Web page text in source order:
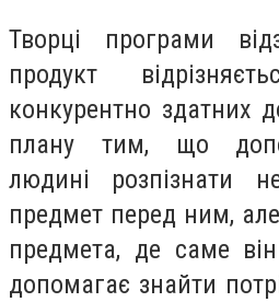
Творці програми
продукт
конкурентно здатних
плану тим, що
людині розпізнати
предмет перед ним,
предмета, де саме
допомагає знайти